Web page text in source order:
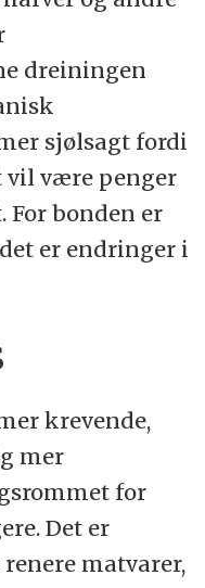
dreiningen
sjølsagt fordi
vil være penger
For bonden er
er endringer i
krevende,
mer
for
Det er
matvarer,